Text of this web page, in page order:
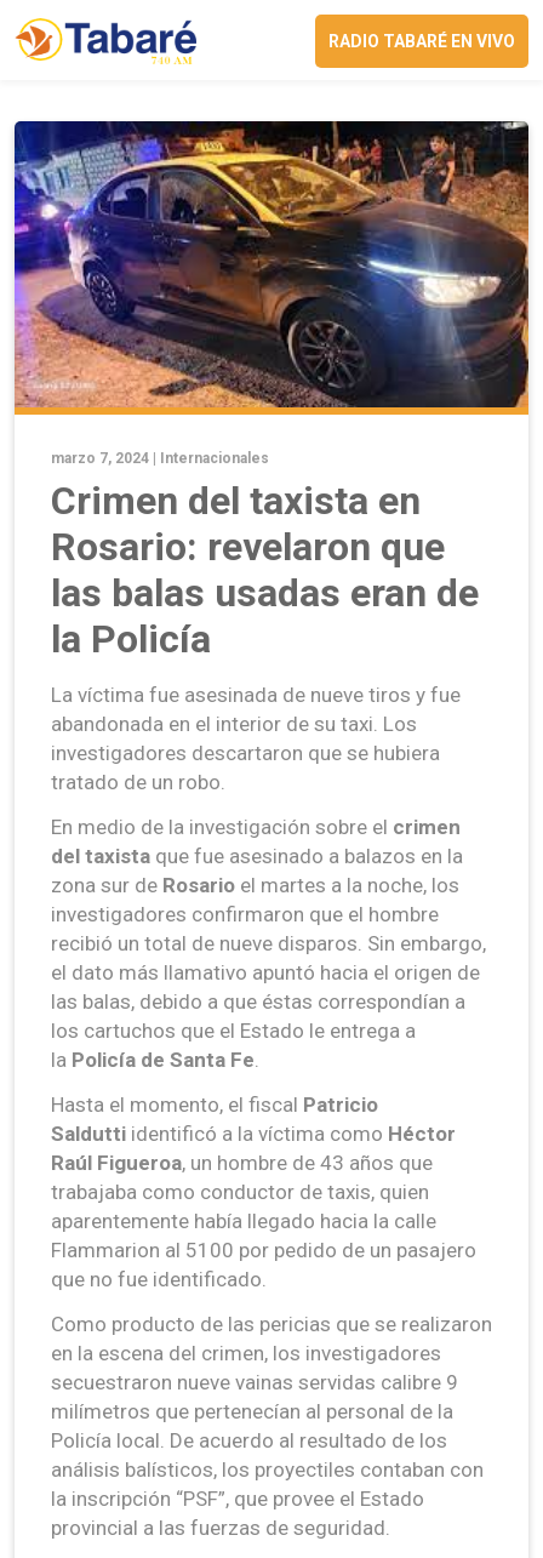
RADIO TABARÉ EN VIVO
marzo 7, 2024 | Internacionales
Crimen del taxista en
Rosario: revelaron que
las balas usadas eran de
la Policía
La víctima fue asesinada de nueve tiros y fue
abandonada en el interior de su taxi. Los
investigadores descartaron que se hubiera
tratado de un robo.
En medio de la investigación sobre el crimen
del taxista que fue asesinado a balazos en la
zona sur de Rosario el martes a la noche, los
investigadores confirmaron que el hombre
recibió un total de nueve disparos. Sin embargo,
el dato más llamativo apuntó hacia el origen de
las balas, debido a que éstas correspondían a
los cartuchos que el Estado le entrega a
la Policía de Santa Fe
Hasta el momento, el fiscal Patricio
Saldutti identificó a la víctima como Héctor
Raúl Figueroa, un hombre de 43 años que
trabajaba como conductor de taxis, quien
aparentemente había llegado hacia la calle
Flammarion al 5100 por pedido de un pasajero
que no fue identificado.
Como producto de las pericias que se realizaron
en la escena del crimen, los investigadores
secuestraron nueve vainas servidas calibre 9
milímetros que pertenecían al personal de la
Policía local. De acuerdo al resultado de los
análisis balísticos, los proyectiles contaban con
la inscripción “PSF”, que provee el Estado
provincial a las fuerzas de seguridad.